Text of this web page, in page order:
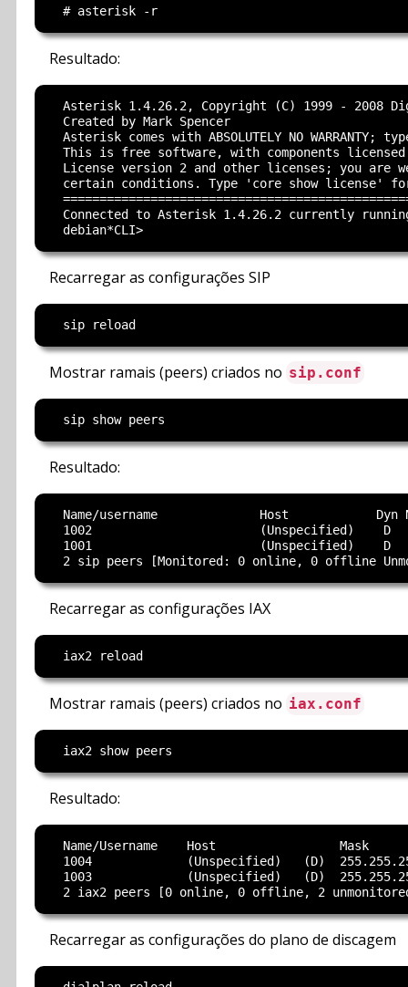
Resultado:
Asterisk 1.4.26.2, Copyright (C) 1999 - 2008
  Created by Mark Spencer
Asterisk comes with ABSOLUTELY NO WARRANTY;
This is free software, with components
License version 2 and other licenses; you are
certain conditions. Type 'core show license'
Connected to Asterisk 1.4.26.2 currently
Recarregar as configurações SIP
Mostrar ramais (peers) criados no sip.conf
Resultado:
Name/username              Host            Dyn
1002                       (Unspecified)    D
1001                       (Unspecified)    D
Recarregar as configurações IAX
Mostrar ramais (peers) criados no iax.conf
Resultado:
Name/Username    Host                 Mask
1004             (Unspecified)   (D)
1003             (Unspecified)   (D)
Recarregar as configurações do plano de discagem